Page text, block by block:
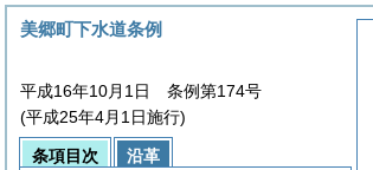
美郷町下水道条例
平成16年10月1日 条例第174号
(平成25年4月1日施行)
条項目次
沿革